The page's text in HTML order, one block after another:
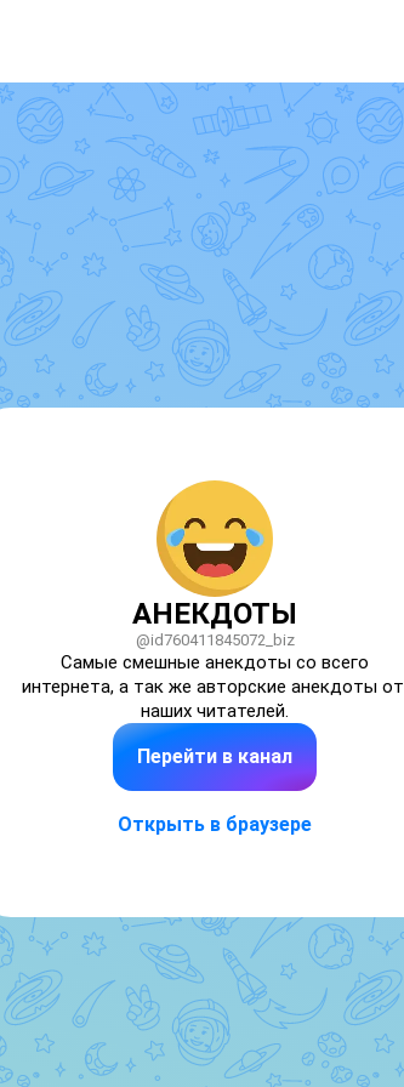
АНЕКДОТЫ
@id760411845072_biz
Самые смешные анекдоты со всего
интернета, а так же авторские анекдоты от
наших читателей.
Перейти в канал
Открыть в браузере